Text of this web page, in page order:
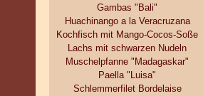
Gambas "Bali"
Huachinango a la Veracruzana
Kochfisch mit Mango-Cocos-Soße
Lachs mit schwarzen Nudeln
Muschelpfanne "Madagaskar"
Paella "Luisa"
Schlemmerfilet Bordelaise